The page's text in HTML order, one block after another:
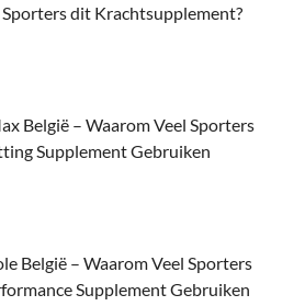
dit Krachtsupplement?
België – Waarom Veel Sporters
Supplement Gebruiken
België – Waarom Veel Sporters
Supplement Gebruiken